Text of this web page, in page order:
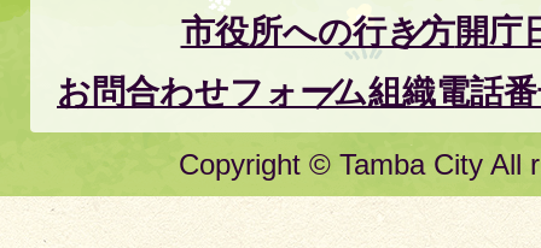
市役所への行き方開庁
お問合わせフォーム組織電話
Copyright © Tamba City All